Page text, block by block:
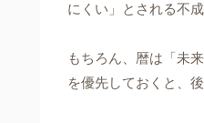
にくい」とされる不
もちろん、暦は「未
を優先しておくと、